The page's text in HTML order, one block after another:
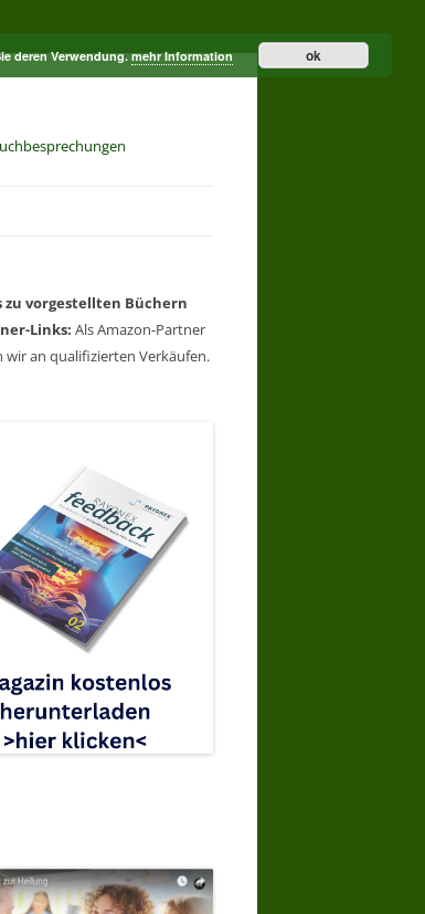
zu vorgestellten Büchern
Links: Als Amazon-Partner
wir an qualifizierten Verkäufen.
deren Verwendung.mehr Information ok